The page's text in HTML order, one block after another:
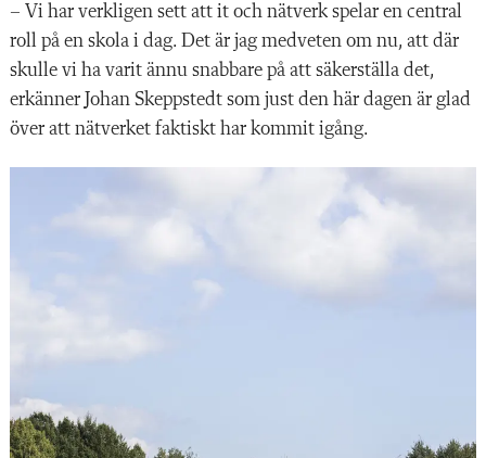
– Vi har verkligen sett att it och nätverk spelar en central
roll på en skola i dag. Det är jag medveten om nu, att där
skulle vi ha varit ännu snabbare på att säkerställa det,
erkänner Johan Skeppstedt som just den här dagen är glad
över att nätverket faktiskt har kommit igång.